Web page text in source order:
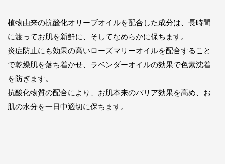
植物由来の抗酸化オリーブオイルを配合した成分は、長時間
に渡ってお肌を新鮮に、そしてなめらかに保ちます。
炎症防止にも効果の高いローズマリーオイルを配合すること
で乾燥肌を落ち着かせ、ラベンダーオイルの効果で色素沈着
を防ぎます。
抗酸化物質の配合により、お肌本来のバリア効果を高め、お
肌の水分を一日中適切に保ちます。